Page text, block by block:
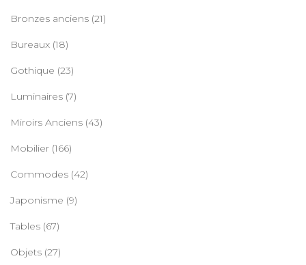
Bronzes anciens (21)
Bureaux (18)
Gothique (23)
Luminaires (7)
Miroirs Anciens (43)
Mobilier (166)
Commodes (42)
Japonisme (9)
Tables (67)
Objets (27)